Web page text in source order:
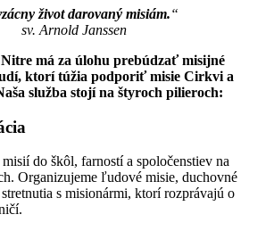
život darovaný misiám.“
sv. Arnold Janssen
má za úlohu prebúdzať misijné
ktorí túžia podporiť misie Cirkvi a
služba stojí na štyroch pilieroch:
do škôl, farností a spoločenstiev na
Organizujeme ľudové misie, duchovné
s misionármi, ktorí rozprávajú o